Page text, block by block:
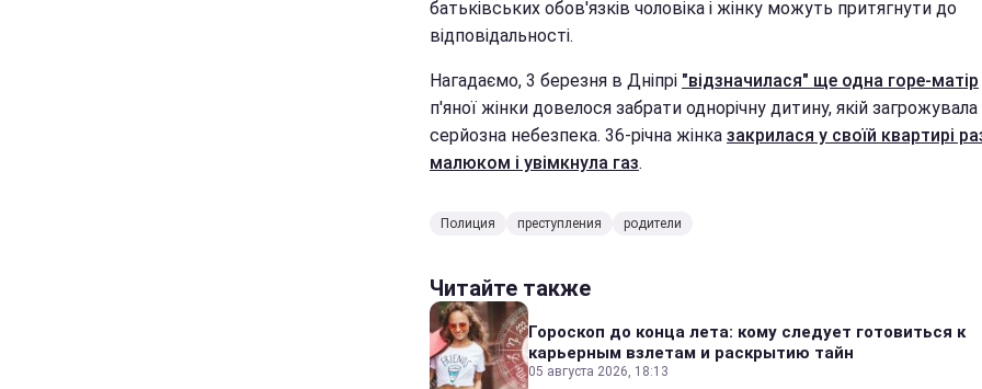
батьківських обов'язків чоловіка і жінку можуть притягнути до
відповідальності.
Нагадаємо, 3 березня в Дніпрі "відзначилася" ще одна горе-матір
п'яної жінки довелося забрати однорічну дитину, якій загрожувала
серйозна небезпека. 36-річна жінка закрилася у своїй квартирі
малюком і увімкнула газ.
Полиция преступления родители
Читайте также
Гороскоп до конца лета: кому следует готовиться к
карьерным взлетам и раскрытию тайн
05 августа 2026, 18:13